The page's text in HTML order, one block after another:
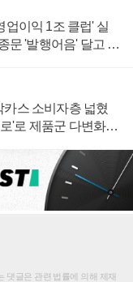
업이익 1조 클럽' 실
문 '발행어음' 달고 연
스 소비자층 넓혔
'로 제품군 다변화
댓글은 관련 법률에 의해 제재